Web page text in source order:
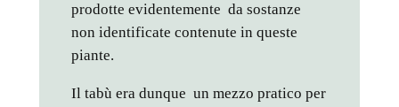
prodotte evidentemente da sostanze
non identificate contenute in queste
piante.
Il tabù era dunque un mezzo pratico per